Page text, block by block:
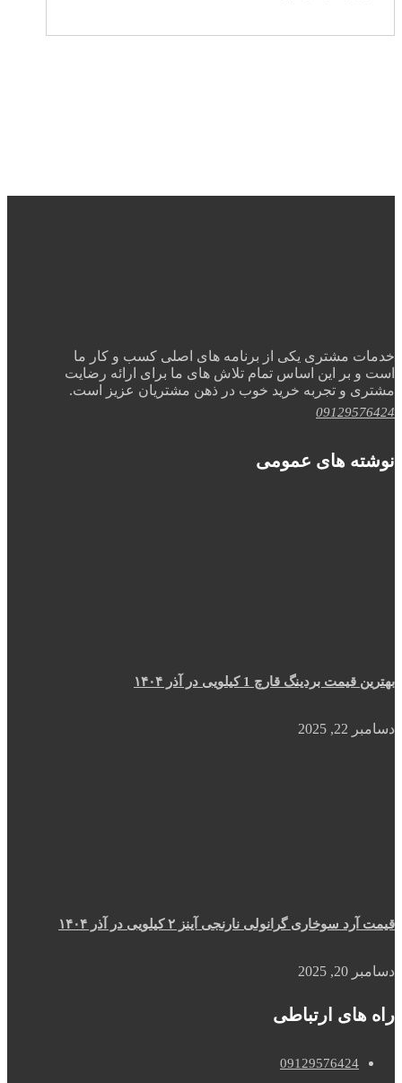
خدمات مشتری یکی از برنامه های اصلی کسب و کار ما
است و بر این اساس تمام تلاش های ما برای ارائه رضایت
مشتری و تجربه خرید خوب در ذهن مشتریان عزیز است.
09129576424
نوشته های عمومی
بهترین قیمت بردینگ قارچ 1 کیلویی در آذر ۱۴۰۴
دسامبر 22, 2025
قیمت آرد سوخاری گرانولی نارنجی آینز ۲ کیلویی در آذر ۱۴۰۴
دسامبر 20, 2025
راه های ارتباطی
09129576424